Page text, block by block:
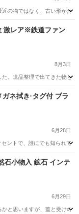
の物ではなく、古い形がた
レトロ
激レア※鉄道ファン
8月3日
。遺品整理で出てきた物と
鉄道
ネ拭き·タグ付 ブラ
6月28日
ントで、誰にでも知られて
石小物入 鉱石 インテ
6月29日
と思いますが、蓋と受けの